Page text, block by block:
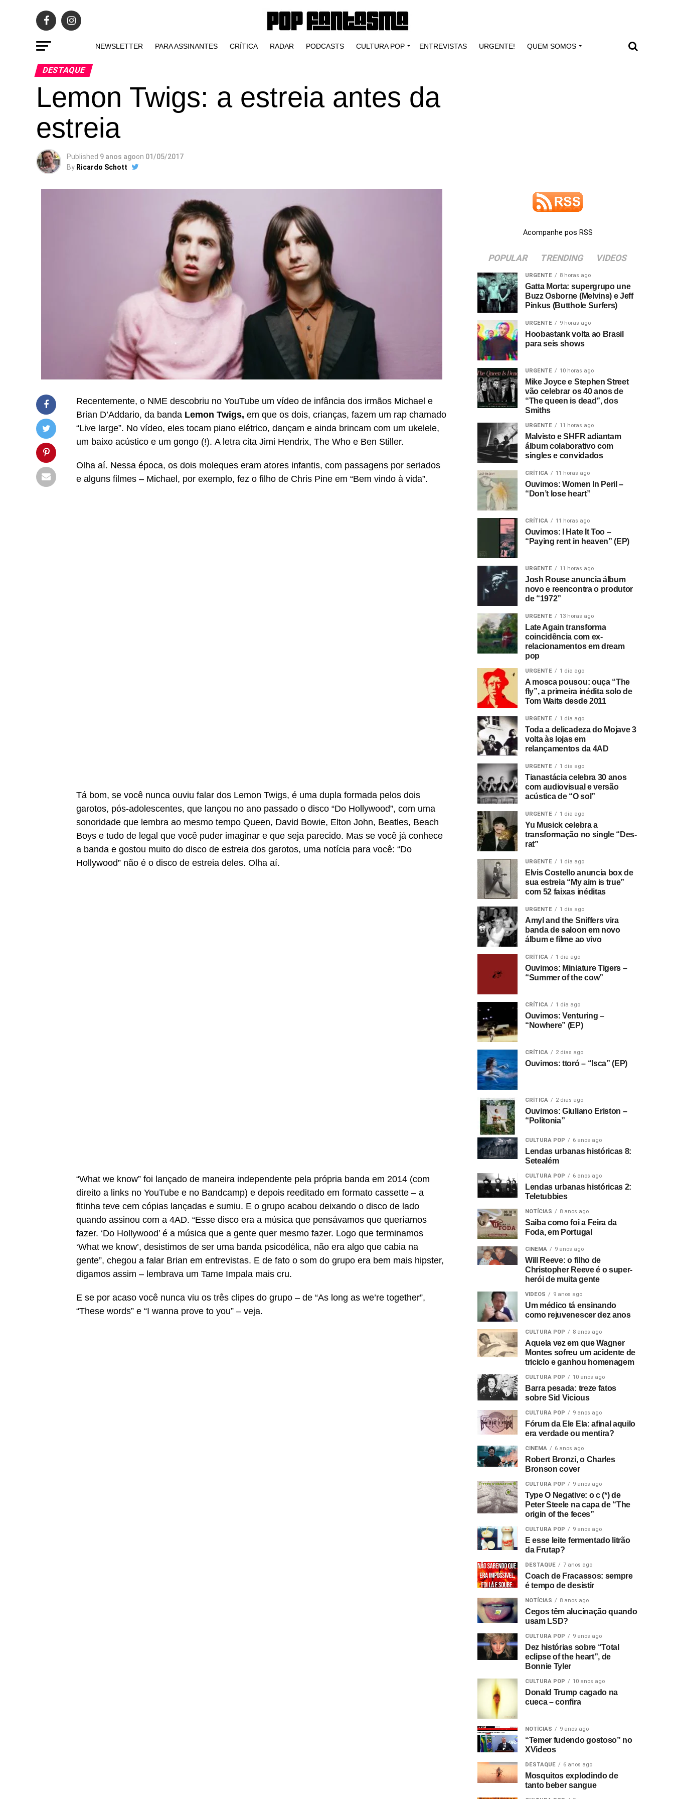
NEWSLETTER PARA ASSINANTES CRÍTICA RADAR PODCASTS CULTURA POP ENTREVISTAS URGENTE! QUEM SOMOS
DESTAQUE
Lemon Twigs: a estreia antes da
estreia
Published 9 anos agoon 01/05/2017
By Ricardo Schott
Recentemente, o NME descobriu no YouTube um vídeo de infância dos irmãos Michael e
Brian D’Addario, da banda Lemon Twigs, em que os dois, crianças, fazem um rap chamado
“Live large”. No vídeo, eles tocam piano elétrico, dançam e ainda brincam com um ukelele,
um baixo acústico e um gongo (!). A letra cita Jimi Hendrix, The Who e Ben Stiller.
Olha aí. Nessa época, os dois moleques eram atores infantis, com passagens por seriados
e alguns filmes – Michael, por exemplo, fez o filho de Chris Pine em “Bem vindo à vida”.
Tá bom, se você nunca ouviu falar dos Lemon Twigs, é uma dupla formada pelos dois
garotos, pós-adolescentes, que lançou no ano passado o disco “Do Hollywood”, com uma
sonoridade que lembra ao mesmo tempo Queen, David Bowie, Elton John, Beatles, Beach
Boys e tudo de legal que você puder imaginar e que seja parecido. Mas se você já conhece
a banda e gostou muito do disco de estreia dos garotos, uma notícia para você: “Do
Hollywood” não é o disco de estreia deles. Olha aí.
“What we know” foi lançado de maneira independente pela própria banda em 2014 (com
direito a links no YouTube e no Bandcamp) e depois reeditado em formato cassette – a
fitinha teve cem cópias lançadas e sumiu. E o grupo acabou deixando o disco de lado
quando assinou com a 4AD. “Esse disco era a música que pensávamos que queríamos
fazer. ‘Do Hollywood’ é a música que a gente quer mesmo fazer. Logo que terminamos
‘What we know’, desistimos de ser uma banda psicodélica, não era algo que cabia na
gente”, chegou a falar Brian em entrevistas. E de fato o som do grupo era bem mais hipster,
digamos assim – lembrava um Tame Impala mais cru.
E se por acaso você nunca viu os três clipes do grupo – de “As long as we’re together”,
“These words” e “I wanna prove to you” – veja.
Acompanhe pos RSS
POPULAR TRENDING VIDEOS
URGENTE 8 horas ago
Gatta Morta: supergrupo une
Buzz Osborne (Melvins) e Jeff
Pinkus (Butthole Surfers)
URGENTE 9 horas ago
Hoobastank volta ao Brasil
para seis shows
URGENTE 10 horas ago
Mike Joyce e Stephen Street
vão celebrar os 40 anos de
“The queen is dead”, dos
Smiths
URGENTE 11 horas ago
Malvisto e SHFR adiantam
álbum colaborativo com
singles e convidados
CRÍTICA 11 horas ago
Ouvimos: Women In Peril –
“Don’t lose heart”
CRÍTICA 11 horas ago
Ouvimos: I Hate It Too –
“Paying rent in heaven” (EP)
URGENTE 11 horas ago
Josh Rouse anuncia álbum
novo e reencontra o produtor
de “1972”
URGENTE 13 horas ago
Late Again transforma
coincidência com ex-
relacionamentos em dream
pop
URGENTE 1 dia ago
A mosca pousou: ouça “The
fly”, a primeira inédita solo de
Tom Waits desde 2011
URGENTE 1 dia ago
Toda a delicadeza do Mojave 3
volta às lojas em
relançamentos da 4AD
URGENTE 1 dia ago
Tianastácia celebra 30 anos
com audiovisual e versão
acústica de “O sol”
URGENTE 1 dia ago
Yu Musick celebra a
transformação no single “Des-
rat”
URGENTE 1 dia ago
Elvis Costello anuncia box de
sua estreia “My aim is true”
com 52 faixas inéditas
URGENTE 1 dia ago
Amyl and the Sniffers vira
banda de saloon em novo
álbum e filme ao vivo
CRÍTICA 1 dia ago
Ouvimos: Miniature Tigers –
“Summer of the cow”
CRÍTICA 1 dia ago
Ouvimos: Venturing –
“Nowhere” (EP)
CRÍTICA 2 dias ago
Ouvimos: ttoró – “Isca” (EP)
CRÍTICA 2 dias ago
Ouvimos: Giuliano Eriston –
“Politonia”
CULTURA POP 6 anos ago
Lendas urbanas históricas 8:
Setealém
CULTURA POP 6 anos ago
Lendas urbanas históricas 2:
Teletubbies
NOTÍCIAS 8 anos ago
Saiba como foi a Feira da
Foda, em Portugal
CINEMA 9 anos ago
Will Reeve: o filho de
Christopher Reeve é o super-
herói de muita gente
VIDEOS 9 anos ago
Um médico tá ensinando
como rejuvenescer dez anos
CULTURA POP 8 anos ago
Aquela vez em que Wagner
Montes sofreu um acidente de
triciclo e ganhou homenagem
CULTURA POP 10 anos ago
Barra pesada: treze fatos
sobre Sid Vicious
CULTURA POP 9 anos ago
Fórum da Ele Ela: afinal aquilo
era verdade ou mentira?
CINEMA 6 anos ago
Robert Bronzi, o Charles
Bronson cover
CULTURA POP 9 anos ago
Type O Negative: o c (*) de
Peter Steele na capa de “The
origin of the feces”
CULTURA POP 9 anos ago
E esse leite fermentado litrão
da Frutap?
DESTAQUE 7 anos ago
Coach de Fracassos: sempre
é tempo de desistir
NOTÍCIAS 8 anos ago
Cegos têm alucinação quando
usam LSD?
CULTURA POP 9 anos ago
Dez histórias sobre “Total
eclipse of the heart”, de
Bonnie Tyler
CULTURA POP 10 anos ago
Donald Trump cagado na
cueca – confira
NOTÍCIAS 9 anos ago
“Temer fudendo gostoso” no
XVideos
DESTAQUE 6 anos ago
Mosquitos explodindo de
tanto beber sangue